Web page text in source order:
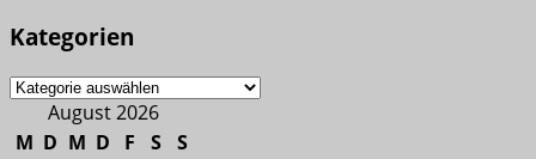
Kategorien
Kategorien
August 2026
M D M D F S
S